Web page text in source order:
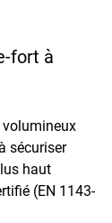
fort à
volumineux
sécuriser
haut
(EN 1143-